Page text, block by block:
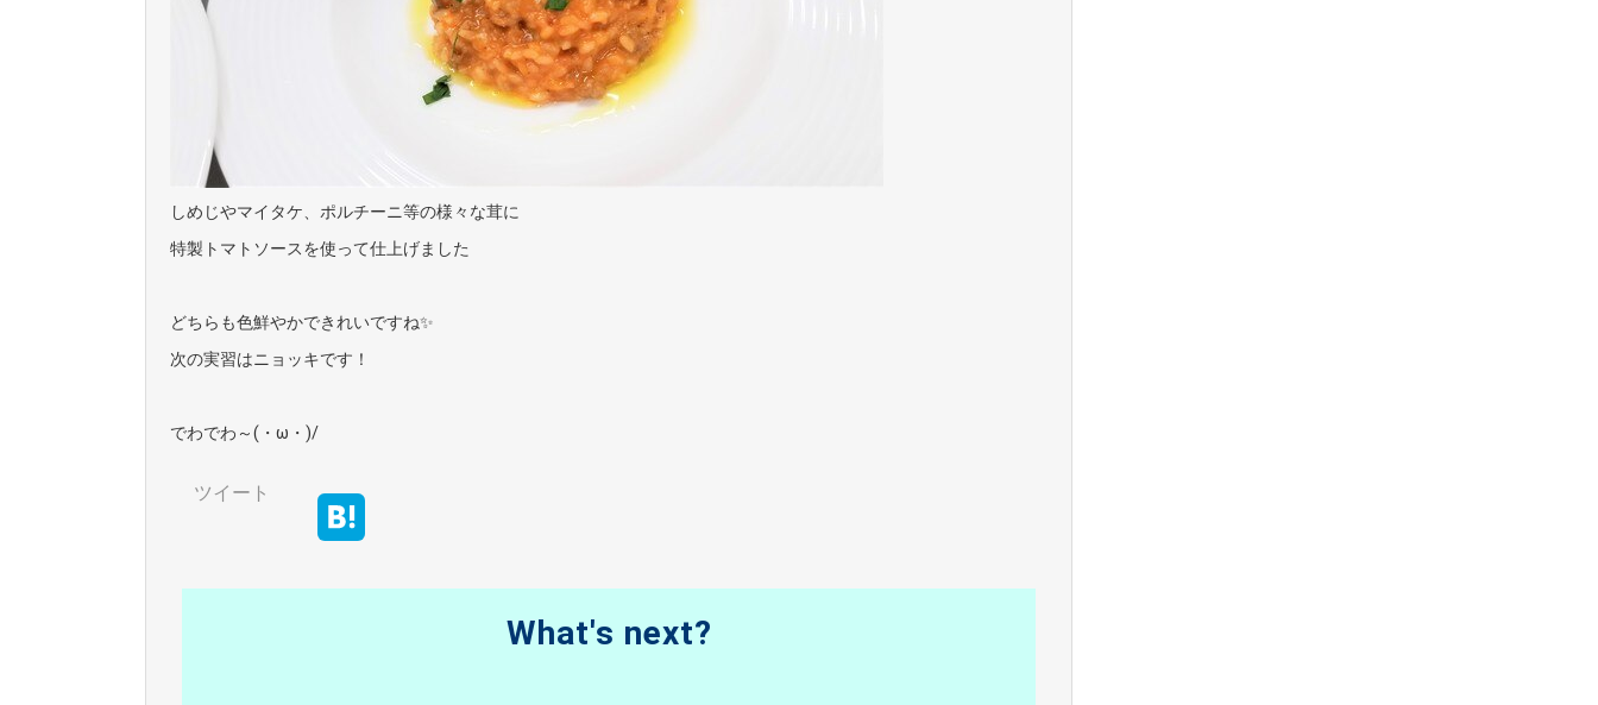
しめじやマイタケ、ポルチーニ等の様々な茸に
特製トマトソースを使って仕上げました
どちらも色鮮やかできれいですね✨
次の実習はニョッキです！
でわでわ～(・ω・)/
ツイート
What's next?